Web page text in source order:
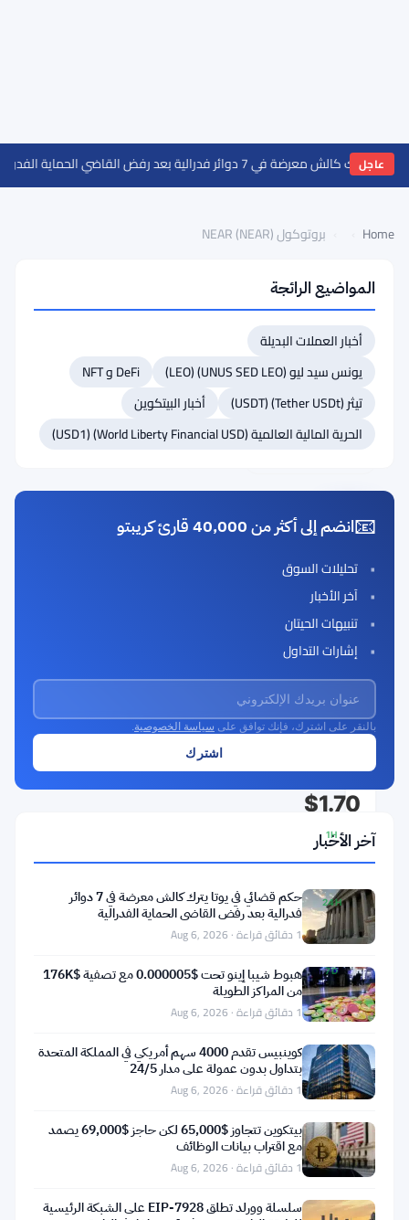
عاجل
في 7 دوائر فدرالية بعد رفض القاضي الحماية الفدرالية
Home بروتوكول NEAR (NEAR)
أعلى
#32 يوني سواب (UNI)
#31 كرونوس (Cronos – CRO)
#34 بيت تنسور (Bittensor)
بروتوكول
NEAR
Buy Now
$1.70
1H
24H
▲
0.23%
7D
▲
2.53%
مشاركة:
المواضيع الرائجة
أخبار العملات البديلة
يونس سيد ليو (UNUS SED LEO) (LEO)
DeFi و NFT
تيثر (Tether USDt) (USDT)
أخبار البيتكوين
الحرية المالية العالمية (World Liberty Financial USD) (USD1)
📧انضم إلى أكثر من 40,000 قارئ كريبتو
تحليلات السوق
آخر الأخبار
تنبيهات الحيتان
إشارات التداول
بالنقر على اشترك، فإنك توافق على سياسة الخصوصية.
آخر الأخبار
حكم قضائي في يوتا يترك كالش معرضة في 7 دوائر
فدرالية بعد رفض القاضي الحماية الفدرالية
1 دقائق قراءة · Aug 6, 2026
هبوط شيبا إينو تحت $0.000005 مع تصفية $176K
من المراكز الطويلة
1 دقائق قراءة · Aug 6, 2026
كوينبيس تقدم 4000 سهم أمريكي في المملكة المتحدة
بتداول بدون عمولة على مدار 24/5
1 دقائق قراءة · Aug 6, 2026
بيتكوين تتجاوز $65,000 لكن حاجز $69,000 يصمد
مع اقتراب بيانات الوظائف
1 دقائق قراءة · Aug 6, 2026
سلسلة وورلد تطلق EIP-7928 على الشبكة الرئيسية